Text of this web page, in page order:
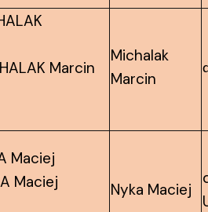
Marcin
Michalak
Marcin
Maciej
Maciej
Nyka Maciej